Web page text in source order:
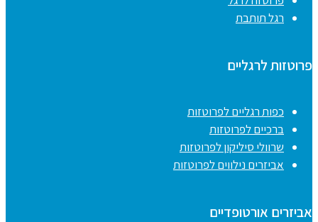
רגל תותבת
פרוטזות לרגליים
כפות רגליים לפרוטזות
ברכיים לפרוטזות
שרוולי סיליקון לפרוטזות
אביזרים נילווים לפרוטזות
אביזרים אורטופדיים